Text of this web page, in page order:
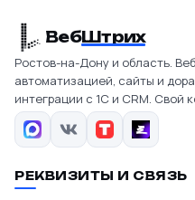
ВебШтрих
Ростов-на-Дону и область.
автоматизацией, сайты и
интеграции с 1С и CRM. Свой
РЕКВИЗИТЫ И СВЯЗЬ